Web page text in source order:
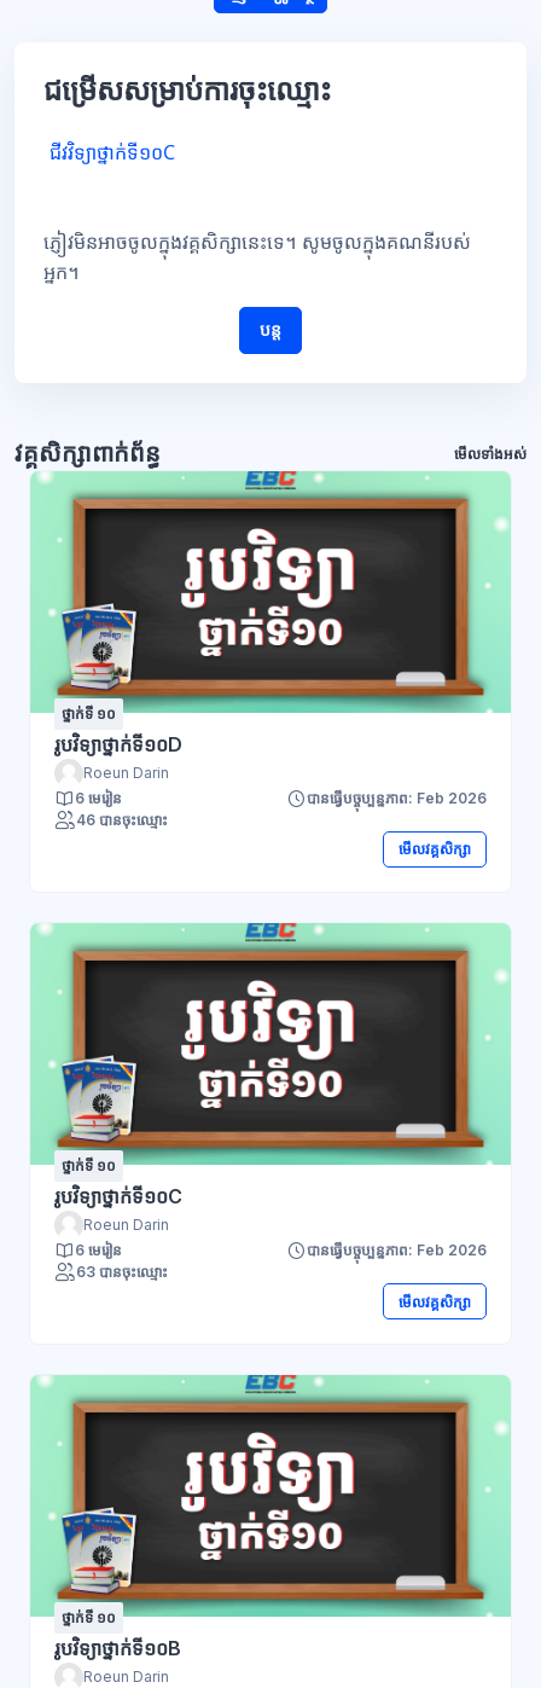
ជម្រើសសម្រាប់ការចុះឈ្មោះ
ជីវវិទ្យាថ្នាក់ទី១០C
ភ្ញៀវមិនអាចចូលក្នុងវគ្គសិក្សានេះទេ។ សូមចូលក្នុងគណនីរបស់
អ្នក។
បន្ត
វគ្គសិក្សាពាក់ព័ន្ធ មើលទាំងអស់
ថ្នាក់ទី ១០
រូបវិទ្យាថ្នាក់ទី១០D
Roeun Darin
6 មេរៀន
បានធ្វើបច្ចុប្បន្នភាព: Feb 2026
46 បានចុះឈ្មោះ
មើលវគ្គសិក្សា
ថ្នាក់ទី ១០
រូបវិទ្យាថ្នាក់ទី១០C
Roeun Darin
6 មេរៀន
បានធ្វើបច្ចុប្បន្នភាព: Feb 2026
63 បានចុះឈ្មោះ
មើលវគ្គសិក្សា
ថ្នាក់ទី ១០
រូបវិទ្យាថ្នាក់ទី១០B
Roeun Darin